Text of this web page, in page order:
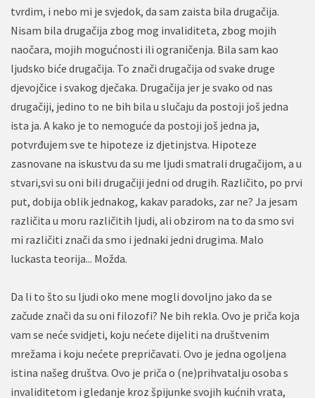
tvrdim, i nebo mi je svjedok, da sam zaista bila drugačija.
Nisam bila drugačija zbog mog invaliditeta, zbog mojih
naočara, mojih mogućnosti ili ograničenja. Bila sam kao
ljudsko biće drugačija. To znači drugačija od svake druge
djevojčice i svakog dječaka. Drugačija jer je svako od nas
drugačiji, jedino to ne bih bila u slučaju da postoji još jedna
ista ja. A kako je to nemoguće da postoji još jedna ja,
potvrđujem sve te hipoteze iz djetinjstva. Hipoteze
zasnovane na iskustvu da su me ljudi smatrali drugačijom, a u
stvari,svi su oni bili drugačiji jedni od drugih. Različito, po prvi
put, dobija oblik jednakog, kakav paradoks, zar ne? Ja jesam
različita u moru različitih ljudi, ali obzirom na to da smo svi
mi različiti znači da smo i jednaki jedni drugima. Malo
luckasta teorija... Možda.
Da li to što su ljudi oko mene mogli dovoljno jako da se
začude znači da su oni filozofi? Ne bih rekla. Ovo je priča koja
vam se neće svidjeti, koju nećete dijeliti na društvenim
mrežama i koju nećete prepričavati. Ovo je jedna ogoljena
istina našeg društva. Ovo je priča o (ne)prihvatalju osoba s
invaliditetom i gledanje kroz špijunke svojih kućnih vrata,